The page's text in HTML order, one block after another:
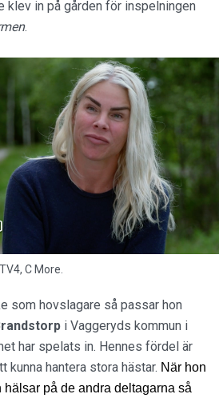
klev in på gården för inspelningen
.
C More.
som hovslagare så passar hon
i Vaggeryds kommun i
har spelats in. Hennes fördel är
kunna hantera stora hästar. När hon
hälsar på de andra deltagarna så